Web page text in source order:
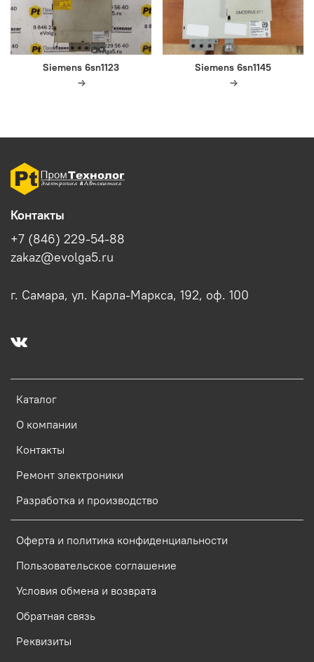
Siemens 6sn1123 Siemens 6sn1145
Каталог
О компании
Контакты
Ремонт электроники
Разработка и производство
Оферта и политика конфиденциальности
Пользовательское соглашение
Условия обмена и возврата
Обратная связь
Реквизиты
Контакты
+7 (846) 229-54-88
zakaz@evolga5.ru
г. Самара, ул. Карла-Маркса, 192, оф. 100